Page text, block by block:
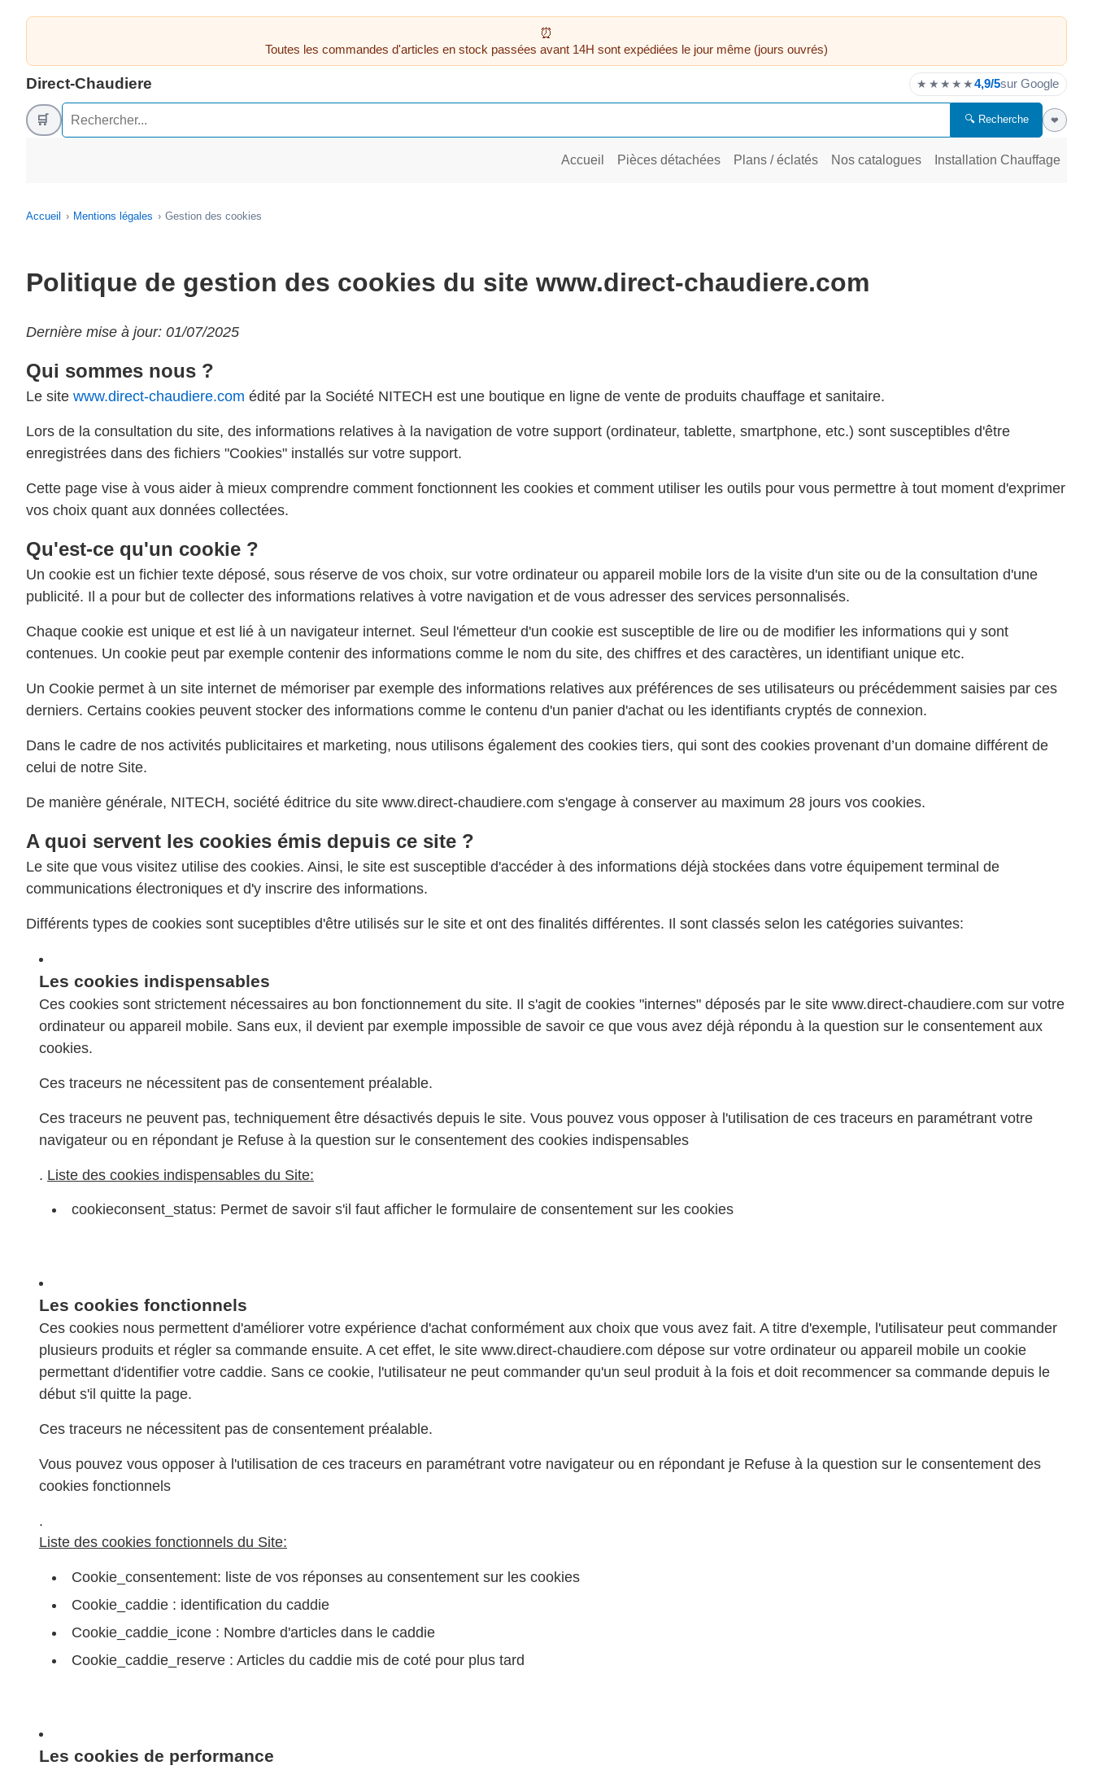
Toutes les commandes d'articles en stock passées avant 14H sont expédiées le jour même (jours ouvrés)
Direct-Chaudiere ★★★★★4,9/5sur Google
🛒 🔍 Recherche ❤
Accueil Pièces détachées Plans / éclatés Nos catalogues Installation Chauffage
Accueil Mentions légales Gestion des cookies
Politique de gestion des cookies du site www.direct-chaudiere.com
Dernière mise à jour: 01/07/2025
Qui sommes nous ?
Le site www.direct-chaudiere.com édité par la Société NITECH est une boutique en ligne de vente de produits chauffage et sanitaire.
Lors de la consultation du site, des informations relatives à la navigation de votre support (ordinateur, tablette, smartphone, etc.) sont susceptibles d'être
enregistrées dans des fichiers "Cookies" installés sur votre support.
Cette page vise à vous aider à mieux comprendre comment fonctionnent les cookies et comment utiliser les outils pour vous permettre à tout moment d'exprimer
vos choix quant aux données collectées.
Qu'est-ce qu'un cookie ?
Un cookie est un fichier texte déposé, sous réserve de vos choix, sur votre ordinateur ou appareil mobile lors de la visite d'un site ou de la consultation d'une
publicité. Il a pour but de collecter des informations relatives à votre navigation et de vous adresser des services personnalisés.
Chaque cookie est unique et est lié à un navigateur internet. Seul l'émetteur d'un cookie est susceptible de lire ou de modifier les informations qui y sont
contenues. Un cookie peut par exemple contenir des informations comme le nom du site, des chiffres et des caractères, un identifiant unique etc.
Un Cookie permet à un site internet de mémoriser par exemple des informations relatives aux préférences de ses utilisateurs ou précédemment saisies par ces
derniers. Certains cookies peuvent stocker des informations comme le contenu d'un panier d'achat ou les identifiants cryptés de connexion.
Dans le cadre de nos activités publicitaires et marketing, nous utilisons également des cookies tiers, qui sont des cookies provenant d’un domaine différent de
celui de notre Site.
De manière générale, NITECH, société éditrice du site www.direct-chaudiere.com s'engage à conserver au maximum 28 jours vos cookies.
A quoi servent les cookies émis depuis ce site ?
Le site que vous visitez utilise des cookies. Ainsi, le site est susceptible d'accéder à des informations déjà stockées dans votre équipement terminal de
communications électroniques et d'y inscrire des informations.
Différents types de cookies sont suceptibles d'être utilisés sur le site et ont des finalités différentes. Il sont classés selon les catégories suivantes:
Les cookies indispensables
Ces cookies sont strictement nécessaires au bon fonctionnement du site. Il s'agit de cookies "internes" déposés par le site www.direct-chaudiere.com sur votre
ordinateur ou appareil mobile. Sans eux, il devient par exemple impossible de savoir ce que vous avez déjà répondu à la question sur le consentement aux
cookies.
Ces traceurs ne nécessitent pas de consentement préalable.
Ces traceurs ne peuvent pas, techniquement être désactivés depuis le site. Vous pouvez vous opposer à l'utilisation de ces traceurs en paramétrant votre
navigateur ou en répondant je Refuse à la question sur le consentement des cookies indispensables
. Liste des cookies indispensables du Site:
cookieconsent_status: Permet de savoir s'il faut afficher le formulaire de consentement sur les cookies
Les cookies fonctionnels
Ces cookies nous permettent d'améliorer votre expérience d'achat conformément aux choix que vous avez fait. A titre d'exemple, l'utilisateur peut commander
plusieurs produits et régler sa commande ensuite. A cet effet, le site www.direct-chaudiere.com dépose sur votre ordinateur ou appareil mobile un cookie
permettant d'identifier votre caddie. Sans ce cookie, l'utilisateur ne peut commander qu'un seul produit à la fois et doit recommencer sa commande depuis le
début s'il quitte la page.
Ces traceurs ne nécessitent pas de consentement préalable.
Vous pouvez vous opposer à l'utilisation de ces traceurs en paramétrant votre navigateur ou en répondant je Refuse à la question sur le consentement des
cookies fonctionnels
.
Liste des cookies fonctionnels du Site:
Cookie_consentement: liste de vos réponses au consentement sur les cookies
Cookie_caddie : identification du caddie
Cookie_caddie_icone : Nombre d'articles dans le caddie
Cookie_caddie_reserve : Articles du caddie mis de coté pour plus tard
Les cookies de performance